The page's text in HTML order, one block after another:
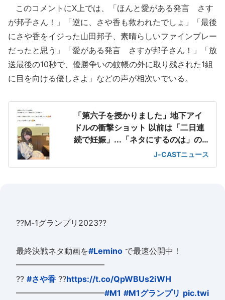
このコメントにX上では、「ほんと愛がある発言 さす
が邦子さん！」「逆に、さや香も救われたでしょ」「最後
にさや香をイジった山田邦子、素晴らしいファインプレー
だったと思う」「愛がある発言 さすが邦子さん！」「放
送最後の10秒で、優勝争いの蚊帳の外に取り残された1組
に目を向ける優しさよ」などの声が相次いでいる。
「第六子を授かりました」地下アイ
ドルの衝撃ショット 以前は「二日連
続で妊娠」...「ネタにするのは」の
J-CASTニュース
??M-1グランプリ2023??
最終決戦ネタ動画を#Lemino で最速公開中！
━━━━━━━━━━━
?? #さや香 ??https://t.co/QpWBUs2iWH
━━━━━━━━━━━#M1 #M1グランプリ pic.twi